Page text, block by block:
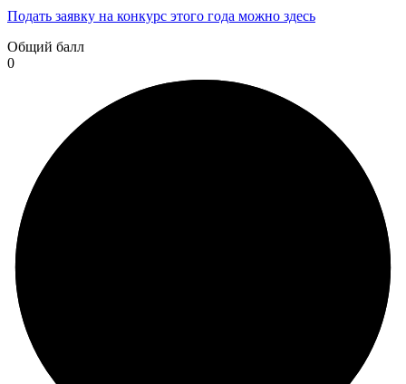
Подать заявку на конкурс этого года можно здесь
Общий балл
0